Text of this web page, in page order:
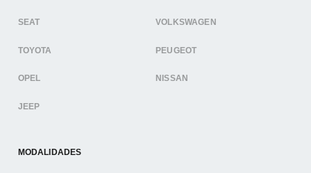
SEAT VOLKSWAGEN
TOYOTA PEUGEOT
OPEL NISSAN
JEEP
MODALIDADES